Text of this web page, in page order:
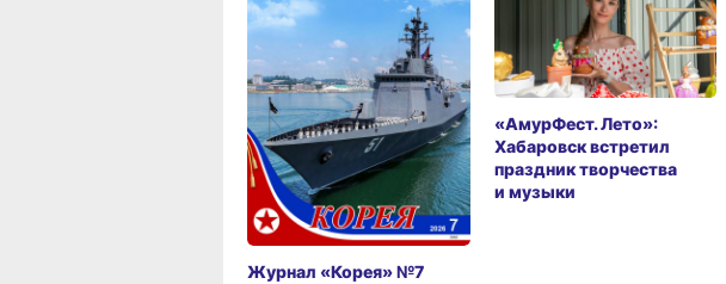
Журнал «Корея» №7
«АмурФест. Лето»:
Хабаровск встретил
праздник творчества
и музыки